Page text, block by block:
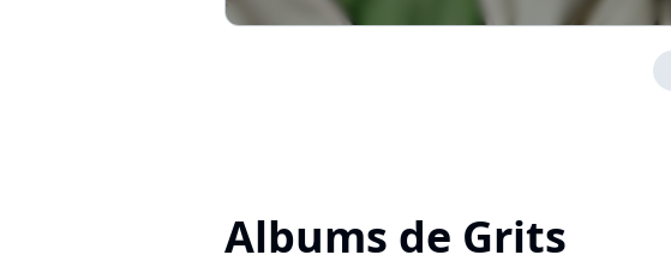
Albums de Grits